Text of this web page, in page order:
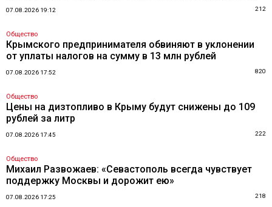
07.08.2026 19:12 212
Общество
Крымского предпринимателя обвиняют в уклонении
от уплаты налогов на сумму в 13 млн рублей
07.08.2026 17:52 820
Общество
Цены на дизтопливо в Крыму будут снижены до 109
рублей за литр
07.08.2026 17:45 222
Общество
Михаил Развожаев: «Севастополь всегда чувствует
поддержку Москвы и дорожит ею»
07.08.2026 17:25 218